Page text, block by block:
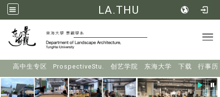
LA.THU
高中生专区 ProspectiveStu. 创艺学院 东海大学 下载 行事历